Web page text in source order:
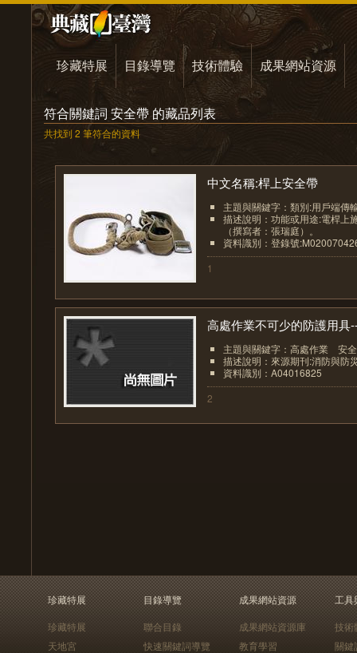
珍藏特展 目錄導覽 技術體驗 成果網站資源
符合關鍵詞 安全帶 的藏品列表
共找到 2 筆符合的資料
中文名稱:桿上安全帶
主題與關鍵字：類別:用戶端傳
描述說明：功能或用途:電桿上
（撰寫者：張瑞庭）。
資料識別：登錄號
1
高處作業不可少的防護用具
主題與關鍵字：高處作業 安
描述說明：來源期刊:消防與防
資料識別：A04016825
2
珍藏特展
珍藏特展
天地宮
目錄導覽
聯合目錄
快速關鍵詞導覽
成果網站資源
成果網站資源庫
教育學習
工具
技術
關鍵